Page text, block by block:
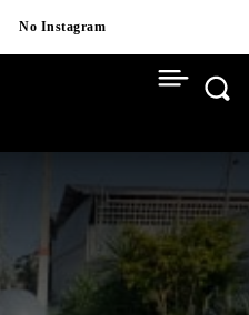
No Instagram